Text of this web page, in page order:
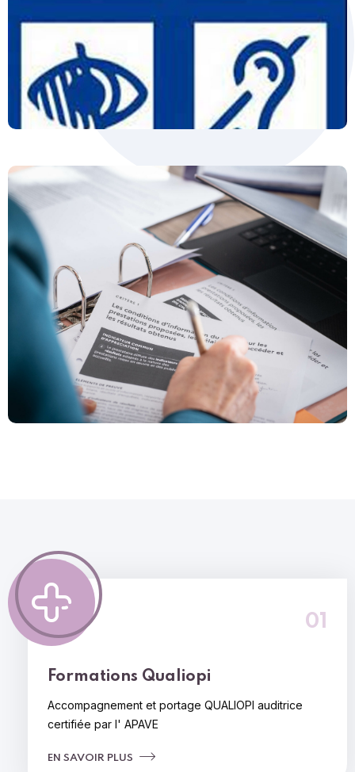
01
Formations Qualiopi
Accompagnement et portage QUALIOPI auditrice
certifiée par l' APAVE
EN SAVOIR PLUS